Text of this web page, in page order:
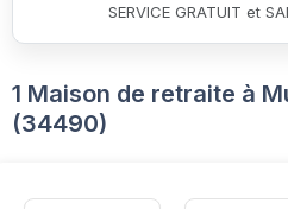
SERVICE GRATUIT et
1 Maison de retraite à
(34490)